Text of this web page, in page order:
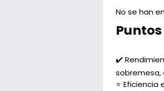
No se han
✔️
sobremesa,
⭐